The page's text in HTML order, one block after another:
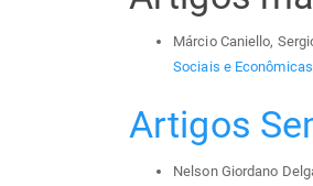
Márcio Caniello,
Sociais e
Artigos
Nelson Giordano